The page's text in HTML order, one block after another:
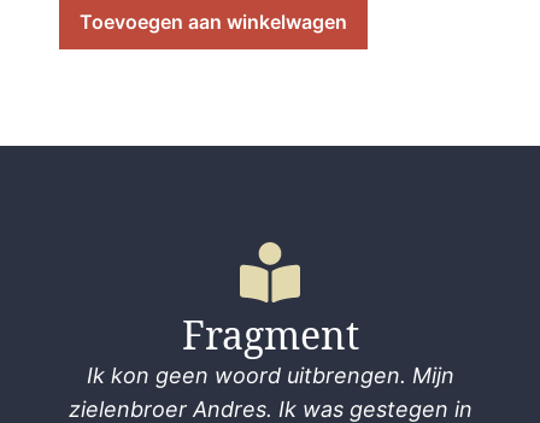
Toevoegen aan winkelwagen
Fragment
Ik kon geen woord uitbrengen. Mijn
zielenbroer Andres. Ik was gestegen in